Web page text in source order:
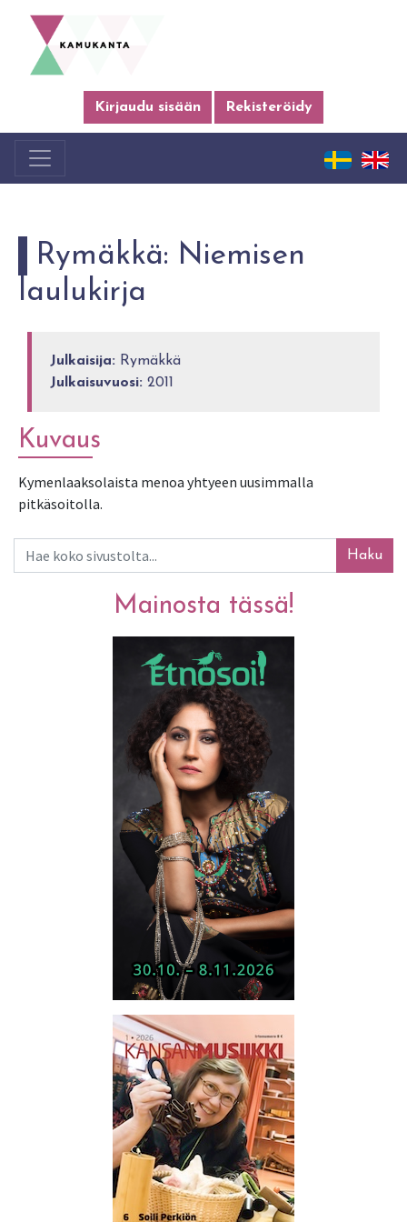
Kirjaudu sisään Rekisteröidy
Rymäkkä: Niemisen
laulukirja
Julkaisija: Rymäkkä
Julkaisuvuosi: 2011
Kuvaus
Kymenlaaksolaista menoa yhtyeen uusimmalla
pitkäsoitolla.
Haku
Mainosta tässä!